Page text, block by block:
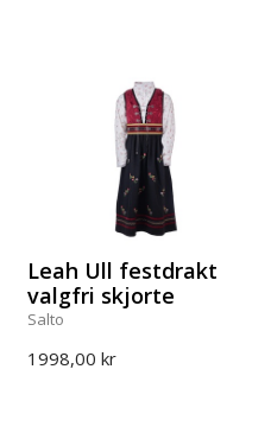
Leah Ull festdrakt
valgfri skjorte
Salto
1998,00 kr